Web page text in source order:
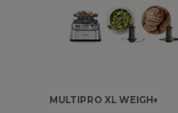
MULTIPRO XL WEIGH+